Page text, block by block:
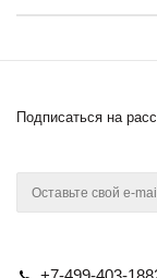
Подписаться на